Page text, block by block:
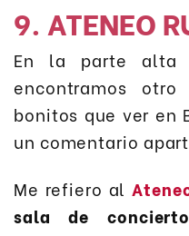
9. ATENEO
En la parte alta
encontramos
bonitos que ver en
un comentario
Me refiero al
sala de